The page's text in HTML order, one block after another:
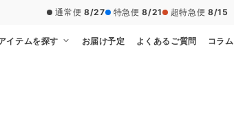
通常便 8/27 特急便 8/21 超特急便 8/15
イテムを探す お届け予定 よくあるご質問 コラム